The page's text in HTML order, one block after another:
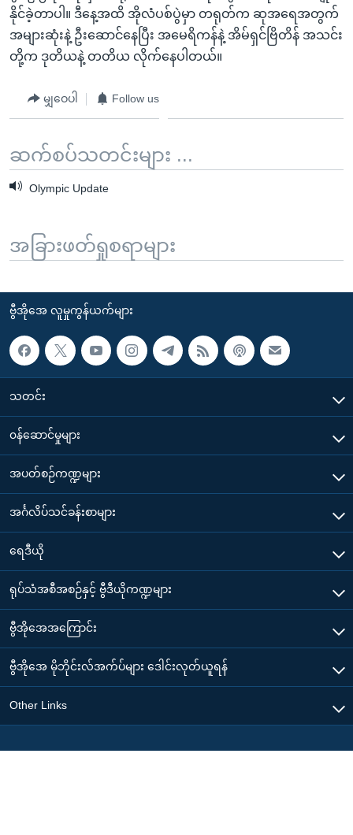
နိုင်ခဲ့တာပါ။ ဒီနေ့အထိ အိုလံပစ်ပွဲမှာ တရုတ်က ဆုအရေအတွက်
အများဆုံးနဲ့ ဦးဆောင်နေပြီး အမေရိကန်နဲ့ အိမ်ရှင်ဗြိတိန် အသင်း
တို့က ဒုတိယနဲ့ တတိယ လိုက်နေပါတယ်။
မျှဝေပါ Follow us
ဆက်စပ်သတင်းများ ...
Olympic Update
အခြားဖတ်ရှုစရာများ
ဗွီအိုအေ လူမှုကွန်ယက်များ
သတင်း
၀န်ဆောင်မှုများ
အပတ်စဉ်ကဏ္ဍများ
အင်္ဂလိပ်သင်ခန်းစာများ
ရေဒီယို
ရုပ်သံအစီအစဉ်နှင့် ဗွီဒီယိုကဏ္ဍများ
ဗွီအိုအေအကြောင်း
ဗွီအိုအေ မိုဘိုင်းလ်အက်ပ်များ ဒေါင်းလုတ်ယူရန်
Other Links